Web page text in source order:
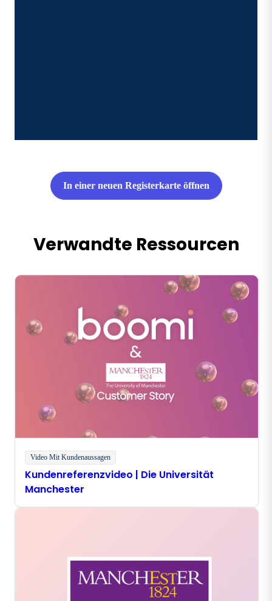
In einer neuen Registerkarte öffnen
Verwandte Ressourcen
Video Mit Kundenaussagen
Kundenreferenzvideo | Die Universität
Manchester